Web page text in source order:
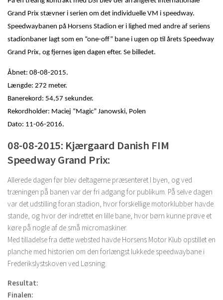
Grand Prix stævner i serien om det individuelle VM i speedway.
Speedwaybanen på Horsens Stadion er i lighed med andre af seriens
stadionbaner lagt som en “one-off” bane i ugen op til årets Speedway
Grand Prix, og fjernes igen dagen efter. Se billedet.
Åbnet: 08-08-2015.
Længde: 272 meter.
Banerekord: 54,57 sekunder.
Rekordholder: Maciej “Magic” Janowski, Polen
Dato: 11-06-2016.
08-08-2015: Kjærgaard Danish FIM
Speedway Grand Prix:
Allerede dagen før blev deltagerne præsenteret I byen, og ved
træningen på banen var der fri adgang for publikum. På selve dagen
var det udstilling foran stadion, hvor forskellige motorklubber havde
stande, og hvor der indrettet en lille bane, hvor børn kunne prøve et
køre på nogle af de små micromaskiner.
Med tilladelse fra dette websted havde Horsens Motor Klub opstillet en
planche med historien om den forlængst lukkede speedwaybane i
Frederikslystskoven ved Løsning.
Resultat:
Finalen: